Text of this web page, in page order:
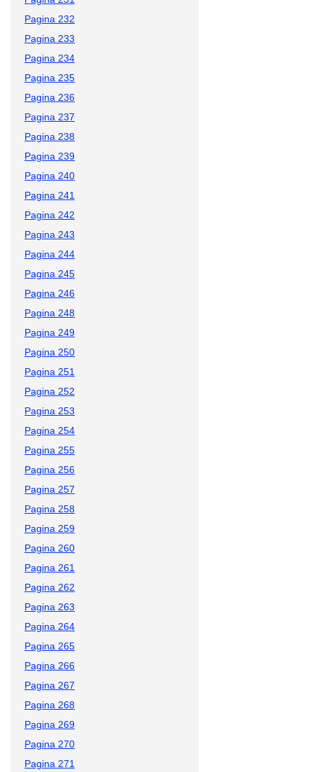
Pagina 232
Pagina 233
Pagina 234
Pagina 235
Pagina 236
Pagina 237
Pagina 238
Pagina 239
Pagina 240
Pagina 241
Pagina 242
Pagina 243
Pagina 244
Pagina 245
Pagina 246
Pagina 248
Pagina 249
Pagina 250
Pagina 251
Pagina 252
Pagina 253
Pagina 254
Pagina 255
Pagina 256
Pagina 257
Pagina 258
Pagina 259
Pagina 260
Pagina 261
Pagina 262
Pagina 263
Pagina 264
Pagina 265
Pagina 266
Pagina 267
Pagina 268
Pagina 269
Pagina 270
Pagina 271